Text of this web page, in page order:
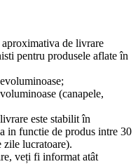
de livrare
pentru produsele aflate în
(canapele,
este stabilit în
in functie de produs intre 30
zile lucratoare).
veți fi informat atât